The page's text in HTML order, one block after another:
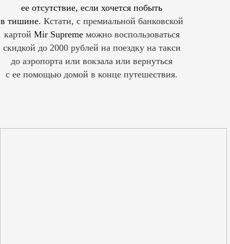
ее отсутствие, если хочется побыть
в тишине. Кстати, с премиальной банковской
картой Mir Supreme можно воспользоваться
скидкой до 2000 рублей на поездку на такси
до аэропорта или вокзала или вернуться
с ее помощью домой в конце путешествия.